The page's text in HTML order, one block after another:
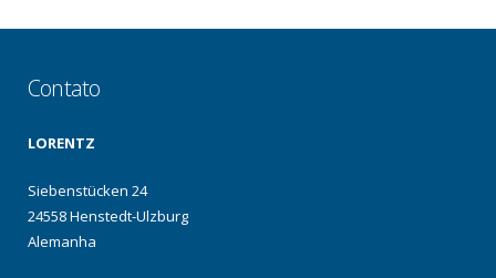
Contato
LORENTZ
Siebenstücken 24
24558 Henstedt-Ulzburg
Alemanha